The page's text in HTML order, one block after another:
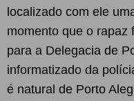
localizado com ele
momento que o rapaz
para a Delegacia de
informatizado da
é natural de Porto